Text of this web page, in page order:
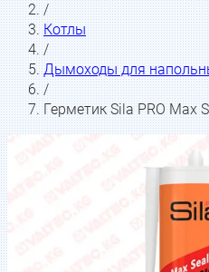
/
Котлы
/
Дымоходы для
/
Герметик Sila PRO Max